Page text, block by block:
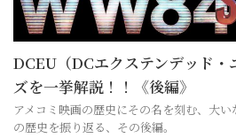
DCEU（DCエクステンデッド・
ズを一挙解説！！《後編》
アメコミ映画の歴史にその名を刻む、大
の歴史を振り返る、その後編。